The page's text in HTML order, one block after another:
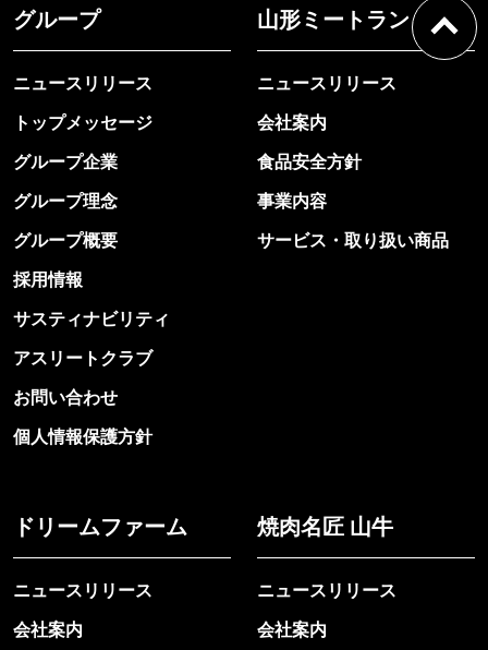
グループ
ニュースリリース
トップメッセージ
グループ企業
グループ理念
グループ概要
採用情報
サスティナビリティ
アスリートクラブ
お問い合わせ
個人情報保護方針
山形ミートランド
ニュースリリース
会社案内
食品安全方針
事業内容
サービス・取り扱い商品
ドリームファーム
ニュースリリース
会社案内
焼肉名匠 山牛
ニュースリリース
会社案内